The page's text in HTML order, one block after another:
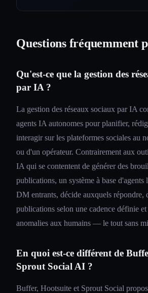
Questions fréquemment
Qu'est-ce que la gestion des
par IA ?
La gestion des réseaux sociaux par IA
agents IA autonomes pour planifier,
interagir sur les plateformes sociales au
ou d'un opérateur. Contrairement aux
IA qui se contentent de générer des
publications, un système à base d'agents
DM entrants, décide auxquels répondre,
publications selon une cadence définie et
anomalies aux humains — le tout sans
En quoi est-ce différent de
Sprout Social AI ?
Buffer, Hootsuite et Sprout Social